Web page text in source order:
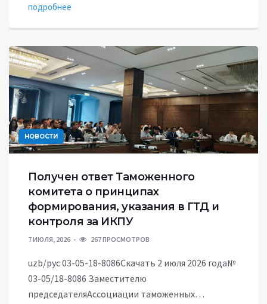
подробнее
НОВОСТИ
Получен ответ Таможенного
комитета о принципах
формирования, указания в ГТД и
контроля за ИКПУ
7 ИЮЛЯ, 2026 267 ПРОСМОТРОВ
uzb/рус 03-05-18-8086Скачать 2 июля 2026 года№
03-05/18-8086 Заместителю
председателяАссоциации таможенных…